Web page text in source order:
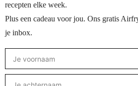
recepten elke week.
Plus een cadeau voor jou. Ons gratis
je inbox.